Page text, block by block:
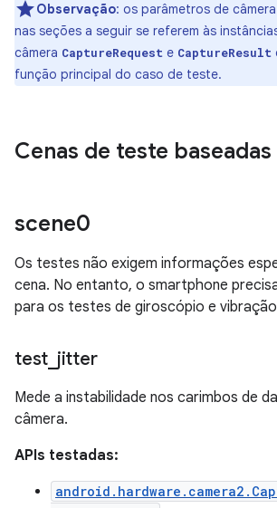
Observação: os parâmetros de
nas seções a seguir se referem às
câmera CaptureRequest e CaptureResult
função principal do caso de teste.
Cenas de teste
scene0
Os testes não exigem informações
cena. No entanto, o smartphone
para os testes de giroscópio e
test jitter
Mede a instabilidade nos carimbos de
câmera.
APIs testadas: